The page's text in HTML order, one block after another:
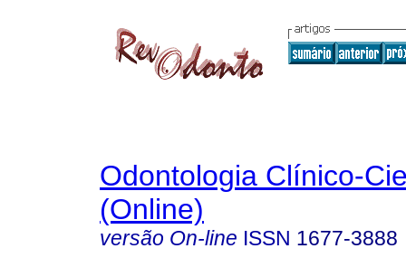
Odontologia Clínico-
(Online)
versão On-line ISSN 1677-3888